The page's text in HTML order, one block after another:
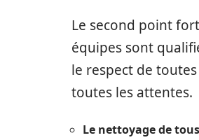
Le second point fort
équipes sont
le respect de
toutes les attentes.
Le nettoyage de